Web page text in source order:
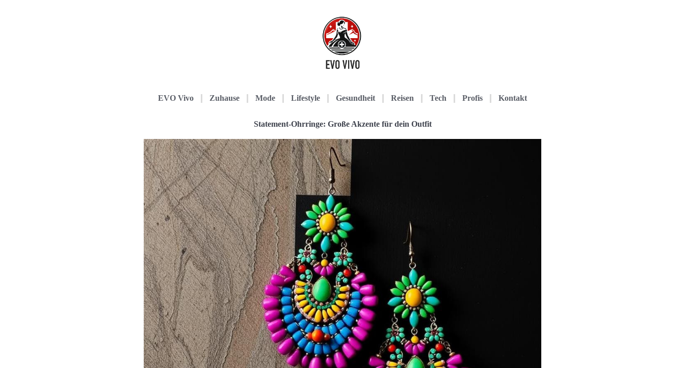
EVO Vivo Zuhause Mode Lifestyle Gesundheit Reisen Tech Profis Kontakt
Statement-Ohrringe: Große Akzente für dein Outfit